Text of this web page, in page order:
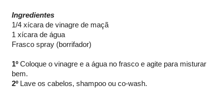
Ingredientes
1/4 xícara de vinagre de maçã
1 xícara de água
Frasco spray (borrifador)
1ºColoque o vinagre e a água no frasco e agite para misturar
bem.
2ºLave os cabelos, shampoo ou co-wash.